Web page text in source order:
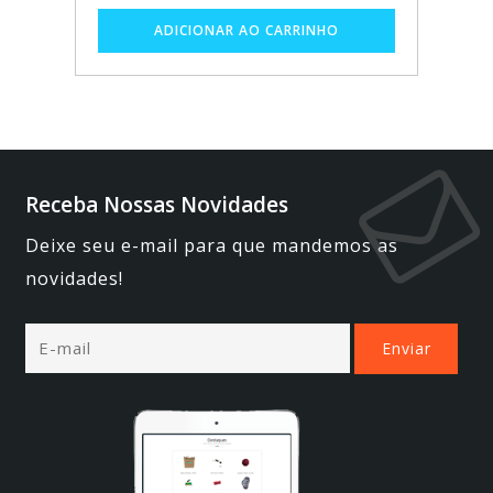
Receba Nossas Novidades
Deixe seu e-mail para que mandemos as
novidades!